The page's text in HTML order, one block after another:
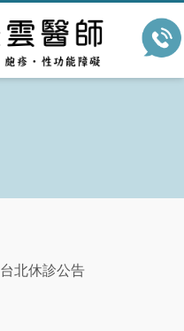
台北休診公告